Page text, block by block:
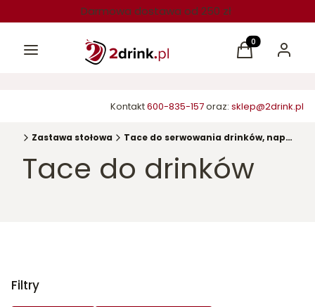
Darmowa dostawa od 250 zł
Menu Produkty w
Koszyk Zaloguj
Kontakt600-835-157oraz: sklep@2drink.pl
Zastawa stołowa Tace do serwowania drinków, napojów
Tace do drinków
Filtry